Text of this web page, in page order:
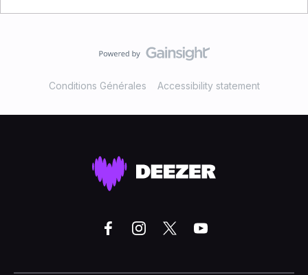
Conditions Générales Accessibility statement